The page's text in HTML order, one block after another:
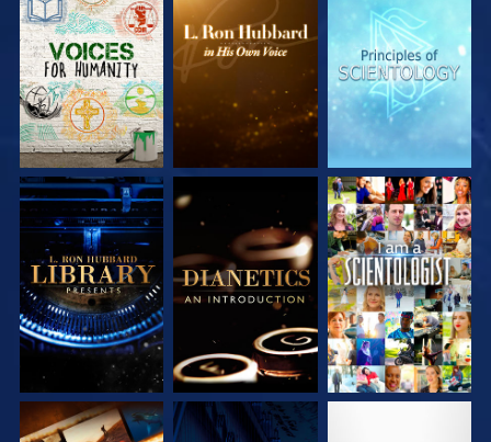
DÉCOUVRIR LES
SÉRIES
DÉCOUVRIR LES
SÉRIES
DÉCOUVRIR LES
SÉRIES
DÉCOUVRIR LES
SÉRIES
DÉCOUVRIR LES
SÉRIES
REGARDER